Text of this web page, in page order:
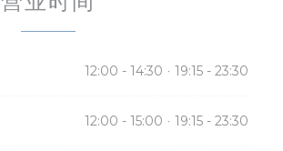
12:00 - 14:30 • 19:15 - 23:30
12:00 - 15:00 • 19:15 - 23:30